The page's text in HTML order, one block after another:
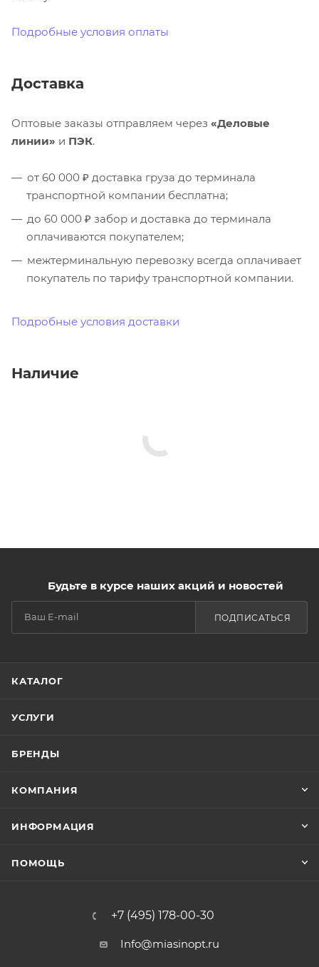
Подробные условия оплаты
Доставка
Оптовые заказы отправляем через «Деловые
линии» и ПЭК.
от 60 000 ₽ доставка груза до терминала
транспортной компании бесплатна;
до 60 000 ₽ забор и доставка до терминала
оплачиваются покупателем;
межтерминальную перевозку всегда оплачивает
покупатель по тарифу транспортной компании.
Подробные условия доставки
Наличие
Будьте в курсе наших акций и новостей
ПОДПИСАТЬСЯ
КАТАЛОГ
УСЛУГИ
БРЕНДЫ
КОМПАНИЯ
ИНФОРМАЦИЯ
ПОМОЩЬ
+7 (495) 178-00-30
Info@miasinopt.ru